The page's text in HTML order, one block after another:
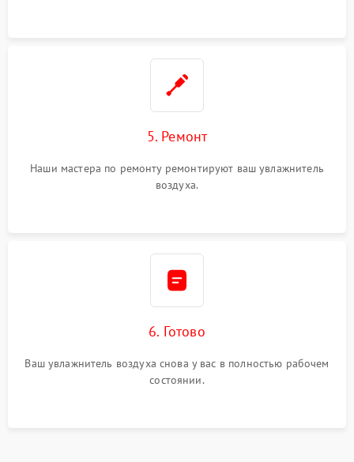
5. Ремонт
Наши мастера по ремонту ремонтируют ваш увлажнитель
воздуха.
6. Готово
Ваш увлажнитель воздуха снова у вас в полностью рабочем
состоянии.